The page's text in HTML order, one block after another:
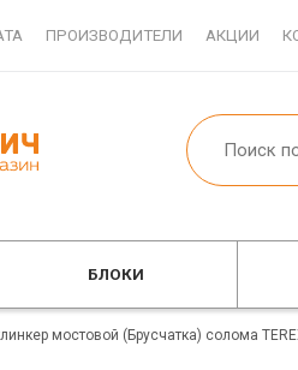
ПРОИЗВОДИТЕЛИ АКЦИИ
БЛОКИ
мостовой (Брусчатка) солома